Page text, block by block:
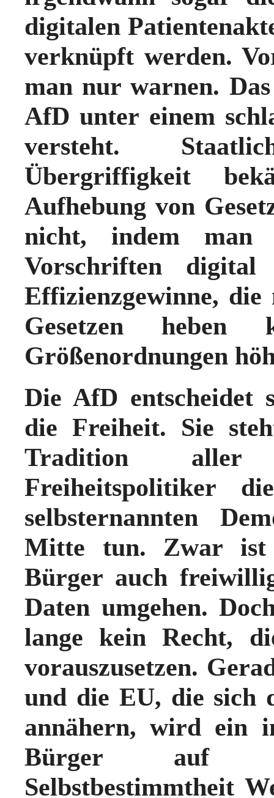
digitalen
verknüpft werden.
man nur warnen.
AfD unter einem
versteht.
Übergriffigkeit
Aufhebung von
nicht, indem man
Vorschriften
Effizienzgewinne,
Gesetzen
Größenordnungen
Die AfD
die Freiheit. Sie
Tradition aller
Freiheitspolitiker
selbsternannten
Mitte tun. Zwar ist
Bürger auch
Daten umgehen.
lange kein Recht,
vorauszusetzen.
und die EU, die sich
annähern, wird ein
Bürger auf
Selbstbestimmtheit